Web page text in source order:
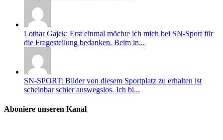
Lothar Gajek: Erst einmal möchte ich mich bei SN-Sport für
die Fragestellung bedanken. Beim in...
SN-SPORT: Bilder von diesem Sportplatz zu erhalten ist
scheinbar schier auswegslos. Ich bi...
Aboniere unseren Kanal